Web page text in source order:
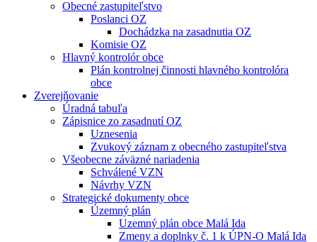
Obecné zastupiteľstvo
Poslanci OZ
Dochádzka na zasadnutia OZ
Komisie OZ
Hlavný kontrolór obce
Plán kontrolnej činnosti hlavného kontrolóra
obce
Zverejňovanie
Úradná tabuľa
Zápisnice zo zasadnutí OZ
Uznesenia
Zvukový záznam z obecného zastupiteľstva
Všeobecne záväzné nariadenia
Schválené VZN
Návrhy VZN
Strategické dokumenty obce
Územný plán
Uzemný plán obce Malá Ida
Zmeny a doplnky č. 1 k ÚPN-O Malá Ida